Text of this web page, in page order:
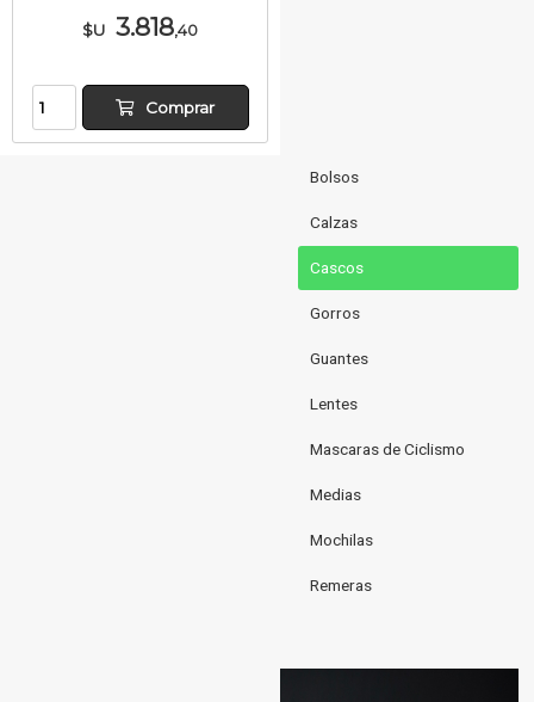
Bolsos
Calzas
Cascos
Gorros
Guantes
Lentes
Mascaras de Ciclismo
Medias
Mochilas
Remeras
$U 3.818,40
Comprar